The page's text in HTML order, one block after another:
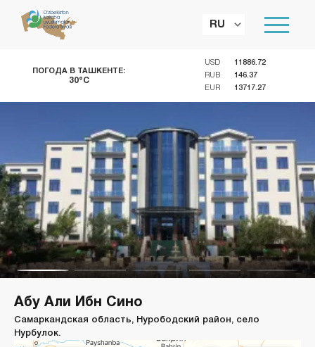
ПОГОДА В ТАШКЕНТЕ:
30°C
USD
11886.72
RUB
146.37
EUR
13717.27
RU
Абу Али Ибн Сино
Самаркандская область, Нурободский район, село
Нурбулок.